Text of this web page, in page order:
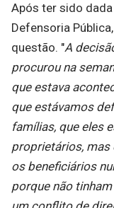
Após ter sido
Defensoria
questão. "A
procurou na
que estava
que estávamos
famílias, que eles
proprietários, mas
os beneficiários
porque não